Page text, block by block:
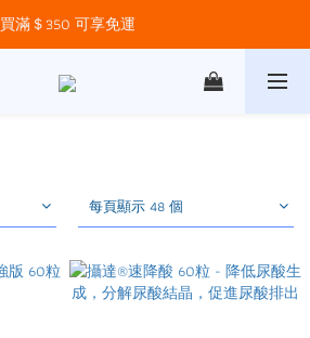
買滿＄350 可享免運
每頁顯示 48 個